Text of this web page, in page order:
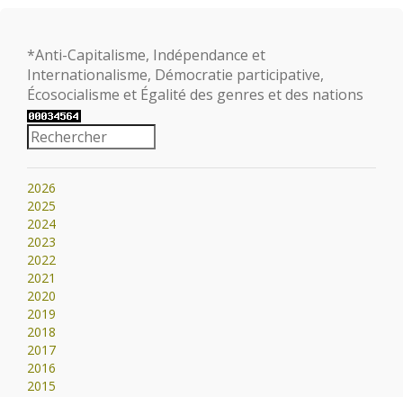
*Anti-Capitalisme, Indépendance et
Internationalisme, Démocratie participative,
Écosocialisme et Égalité des genres et des nations
2026
2025
2024
2023
2022
2021
2020
2019
2018
2017
2016
2015